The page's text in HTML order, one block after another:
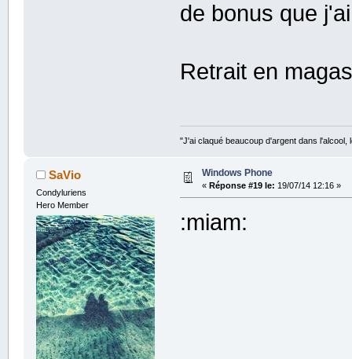
de bonus que
Retrait en
"J'ai claqué beaucoup d'argent dans
SaVio
Condyluriens
Hero Member
Windows Phone
« Réponse #19 le: 19/07/14 12:16 »
:miam: